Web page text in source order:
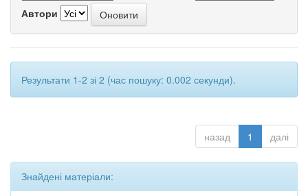
Автори
Результати 1-2 зі 2 (час пошуку: 0.002 секунди).
назад 1 далі
Знайдені матеріали: